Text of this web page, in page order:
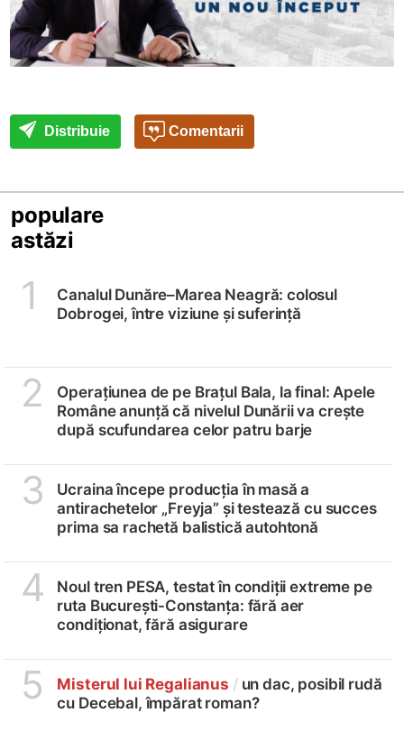
Distribuie Comentarii
populare
astăzi
1
Canalul Dunăre–Marea Neagră: colosul
Dobrogei, între viziune și suferință
2
Operațiunea de pe Brațul Bala, la final: Apele
Române anunță că nivelul Dunării va crește
după scufundarea celor patru barje
3
Ucraina începe producția în masă a
antirachetelor „Freyja” și testează cu succes
prima sa rachetă balistică autohtonă
4
Noul tren PESA, testat în condiții extreme pe
ruta București-Constanța: fără aer
condiționat, fără asigurare
5 Misterul lui Regalianus /un dac, posibil rudă
cu Decebal, împărat roman?